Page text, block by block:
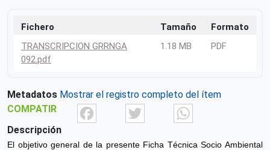
Fichero Tamaño
Formato
TRANSCRIPCION GRRNGA
092.pdf
1.18 MB PDF
Metadatos Mostrar el registro completo del ítem
COMPATIR
FacebookTwitter
Descripción
El objetivo general de la presente Ficha Técnica Socio Ambiental